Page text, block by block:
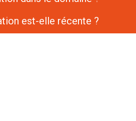
est-elle récente ?